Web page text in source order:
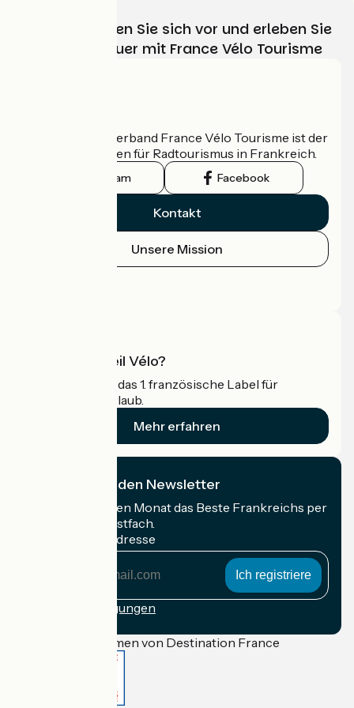
Wählen, bereiten Sie sich vor und erleben Sie
Ihr Radabenteuer mit France Vélo Tourisme
Der nationale Verband France Vélo Tourisme ist der
offizielle Leitfaden für Radtourismus in Frankreich.
Instagram Facebook
Kontakt
Unsere Mission
Was ist Accueil Vélo?
Accueil Vélo ist das 1. französische Label für
Radfahrer im Urlaub.
Mehr erfahren
Ich abonniere den Newsletter
Erhalten Sie jeden Monat das Beste Frankreichs per
Rad in Ihrem Postfach.
Meine E-Mail-Adresse
Anmeldebedingungen
Gefördert im Rahmen von Destination France